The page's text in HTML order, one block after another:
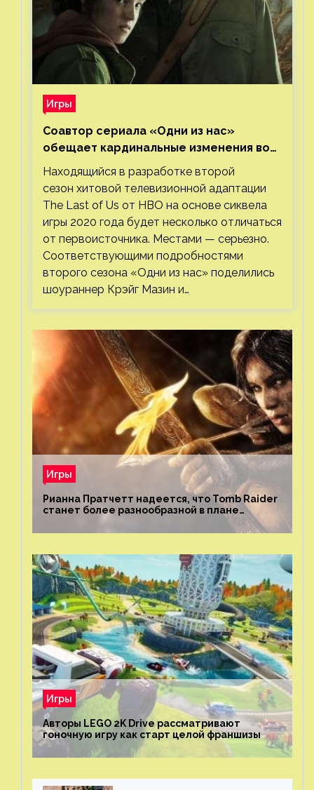
Игры
Соавтор сериала «Одни из нас»
обещает кардинальные изменения во
втором сезоне
Находящийся в разработке второй
сезон хитовой телевизионной адаптации
The Last of Us от HBO на основе сиквела
игры 2020 года будет несколько отличаться
от первоисточника. Местами — серьезно.
Соответствующими подробностями
второго сезона «Одни из нас» поделились
шоураннер Крэйг Мазин и…
Игры
Рианна Пратчетт надеется, что Tomb Raider
станет более разнообразной в плане
репрезентации
Игры
Авторы LEGO 2K Drive рассматривают
гоночную игру как старт целой франшизы